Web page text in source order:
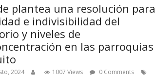
plantea una resolución para
e indivisibilidad del
y niveles de
en las parroquias
2024 1007 Views
0 Comments